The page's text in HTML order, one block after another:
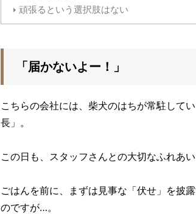
頑張るという選択肢はない
「届かないよー！」
こちらの会社には、柴犬のはちが常駐して
長」。
この日も、スタッフさんとの大切なふれあ
ごはんを前に、まずは見事な「伏せ」を披
のですが…。